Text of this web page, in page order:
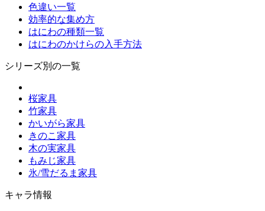
色違い一覧
効率的な集め方
はにわの種類一覧
はにわのかけらの入手方法
シリーズ別の一覧
桜家具
竹家具
かいがら家具
きのこ家具
木の実家具
もみじ家具
氷/雪だるま家具
キャラ情報